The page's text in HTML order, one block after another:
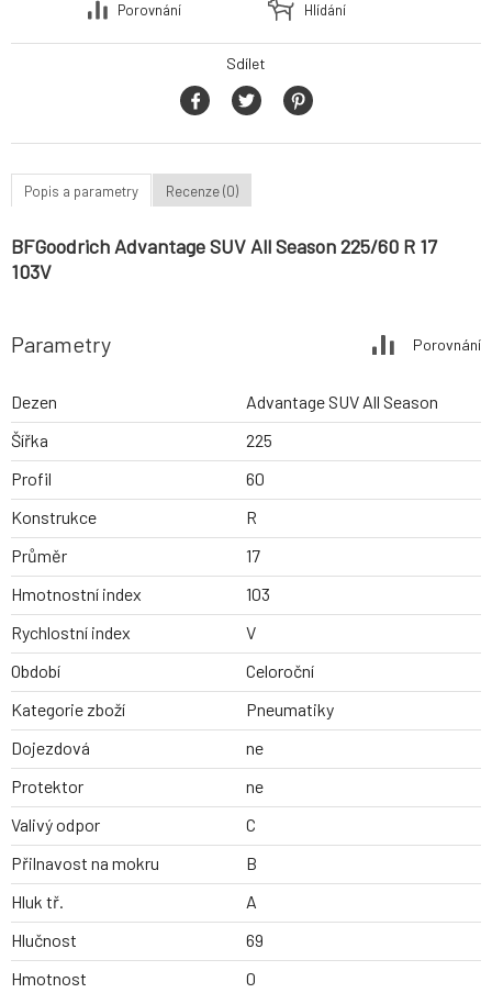
Porovnání
Hlídání
Sdílet
Popis a parametry Recenze (0)
BFGoodrich Advantage SUV All Season 225/60 R 17
103V
Parametry Porovnání
Dezen
Advantage SUV All Season
Šířka
225
Profil
60
Konstrukce
R
Průměr
17
Hmotnostní index
103
Rychlostní index
V
Období
Celoroční
Kategorie zboží
Pneumatiky
Dojezdová
ne
Protektor
ne
Valivý odpor
C
Přilnavost na mokru
B
Hluk tř.
A
Hlučnost
69
Hmotnost
0